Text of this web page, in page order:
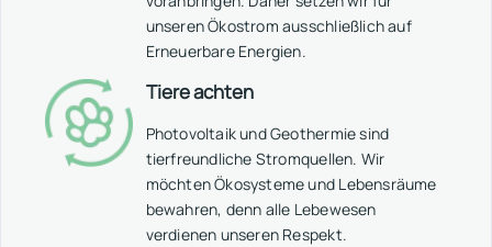
unseren Ökostrom ausschließlich auf
Erneuerbare Energien.
Tiere achten
Photovoltaik und Geothermie sind
tierfreundliche Stromquellen. Wir
möchten Ökosysteme und Lebensräume
bewahren, denn alle Lebewesen
verdienen unseren Respekt.